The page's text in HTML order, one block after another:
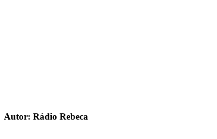
Autor: Rádio Rebeca